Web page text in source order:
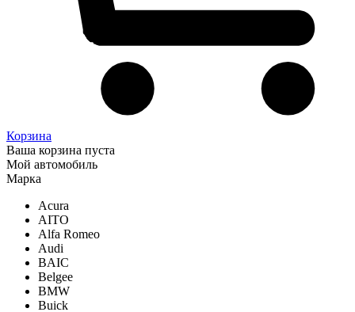
Корзина
Ваша корзина пуста
Мой автомобиль
Марка
Acura
AITO
Alfa Romeo
Audi
BAIC
Belgee
BMW
Buick